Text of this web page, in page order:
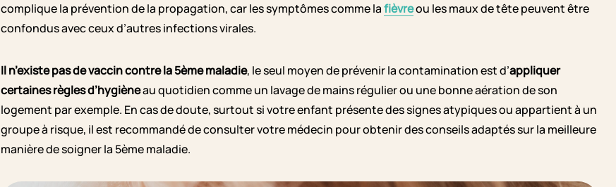
complique la prévention de la propagation, car les symptômes comme lafièvreou les maux de tête peuvent être
confondus avec ceux d’autres infections virales.
Il n’existe pas de vaccin contre la 5ème maladie, le seul moyen de prévenir la contamination est d’appliquer
certaines règles d’hygièneau quotidien comme un lavage de mains régulier ou une bonne aération de son
logement par exemple. En cas de doute, surtout si votre enfant présente des signes atypiques ou appartient à un
groupe à risque, il est recommandé de consulter votre médecin pour obtenir des conseils adaptés sur la meilleure
manière de soigner la 5ème maladie.